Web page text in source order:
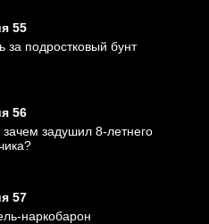
55
за подростковый бунт
56
зачем задушил 8-летнего
57
наркобарон